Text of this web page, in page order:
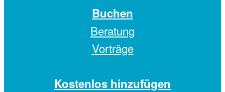
Buchen
Beratung
Vorträge
Kostenlos hinzufügen